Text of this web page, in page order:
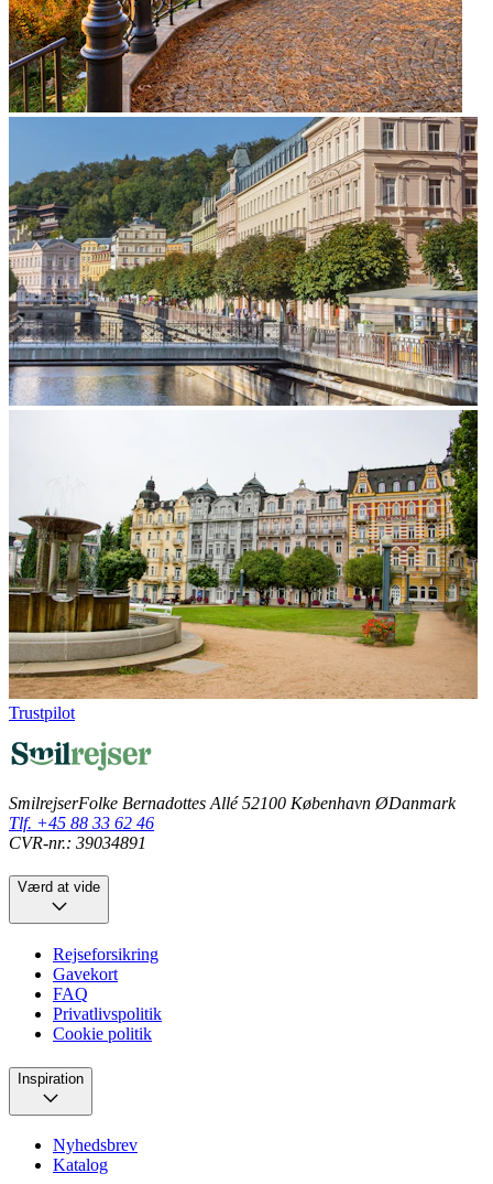
Trustpilot
SmilrejserFolke Bernadottes Allé 52100 København ØDanmark
Tlf. +45 88 33 62 46
CVR-nr.: 39034891
Værd at vide
Rejseforsikring
Gavekort
FAQ
Privatlivspolitik
Cookie politik
Inspiration
Nyhedsbrev
Katalog